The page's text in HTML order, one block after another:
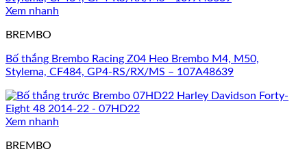
Xem nhanh
BREMBO
Bố thắng Brembo Racing Z04 Heo Brembo M4, M50,
Stylema, CF484, GP4-RS/RX/MS – 107A48639
Xem nhanh
BREMBO